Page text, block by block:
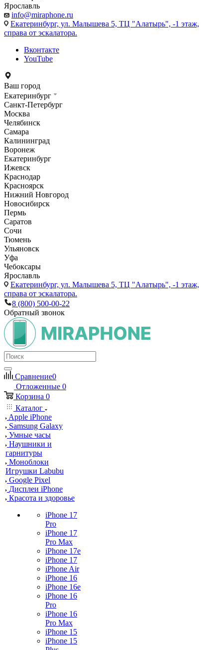
Ярославль
info@miraphone.ru
Екатеринбург, ул. Малышева 5, ТЦ "Алатырь", -1 этаж,
справа от эскалатора.
Вконтакте
YouTube
Ваш город
Екатеринбург
Санкт-Петербург
Москва
Челябинск
Самара
Калининград
Воронеж
Екатеринбург
Ижевск
Краснодар
Красноярск
Нижний Новгород
Новосибирск
Пермь
Саратов
Сочи
Тюмень
Ульяновск
Уфа
Чебоксары
Ярославль
Екатеринбург, ул. Малышева 5, ТЦ "Алатырь", -1 этаж,
справа от эскалатора.
8 (800) 500-00-22
Обратный звонок
Сравнение0
Отложенные 0
Корзина 0
Каталог
Apple iPhone
Samsung Galaxy
Умные часы
Наушники и
гарнитуры
Моноблоки
Игрушки Labubu
Google Pixel
Дисплеи iPhone
Красота и здоровье
iPhone 17
Pro
iPhone 17
Pro Max
iPhone 17e
iPhone 17
iPhone Air
iPhone 16
iPhone 16e
iPhone 16
Pro
iPhone 16
Pro Max
iPhone 15
iPhone 15